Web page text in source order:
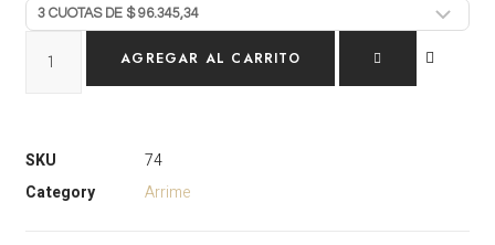
AGREGAR AL CARRITO
SKU
74
Category
Arrime